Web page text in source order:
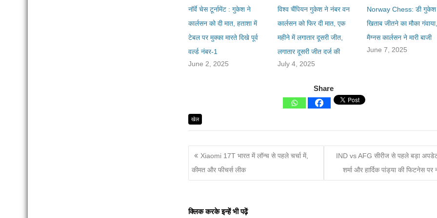
नॉर्वे चेस टूर्नामेंट : गुकेश ने
कार्लसन को दी मात, हताशा में
टेबल पर मुक्का मारते दिखे पूर्व
वर्ल्ड नंबर-1
June 2, 2025
विश्व चैंपियन गुकेश ने नंबर वन
कार्लसन को फिर दी मात, एक
महीने में लगातार दूसरी जीत,
लगातार दूसरी जीत दर्ज की
July 4, 2025
Norway Chess: डी
खिताब जीतने का मौका गंवाया,
मैग्नस कार्लसन ने मारी बाजी
June 7, 2025
Share
खेल
Xiaomi 17T भारत में लॉन्च से पहले चर्चा में,
कीमत और फीचर्स लीक
IND vs AFG सीरीज से पहले बड़ा
शर्मा और हार्दिक पांड्या की फिटनेस पर
क्लिक करके इन्हें भी पढ़ें